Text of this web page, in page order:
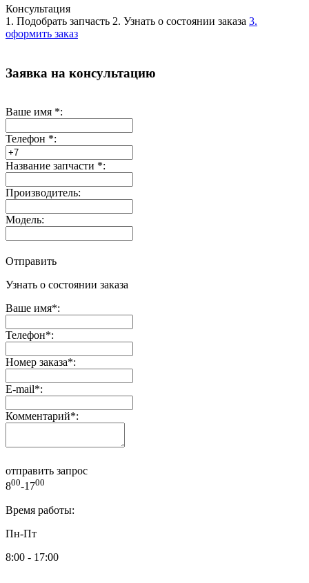
Консультация
1. Подобрать запчасть 2. Узнать о состоянии заказа 3.
оформить заказ
Заявка на консультацию
Ваше имя *:
Телефон *:
Название запчасти *:
Производитель:
Модель:
Отправить
Узнать о состоянии заказа
Ваше имя*:
Телефон*:
Номер заказа*:
E-mail*:
Комментарий*:
отправить запрос
800-1700
Время работы:
Пн-Пт
8:00 - 17:00